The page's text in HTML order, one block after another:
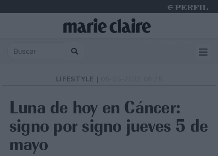
LIFESTYLE |
Luna de hoy en Cáncer:
signo por signo jueves 5 de
mayo